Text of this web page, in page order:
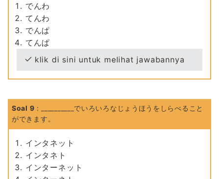
でんわ
てんわ
でんぱ
てんぱ
klik di sini untuk melihat jawabannya
Soal 9 : __________でいろいろなじょうほうをしらべること
ができます。
インタネット
インタネト
インターネット